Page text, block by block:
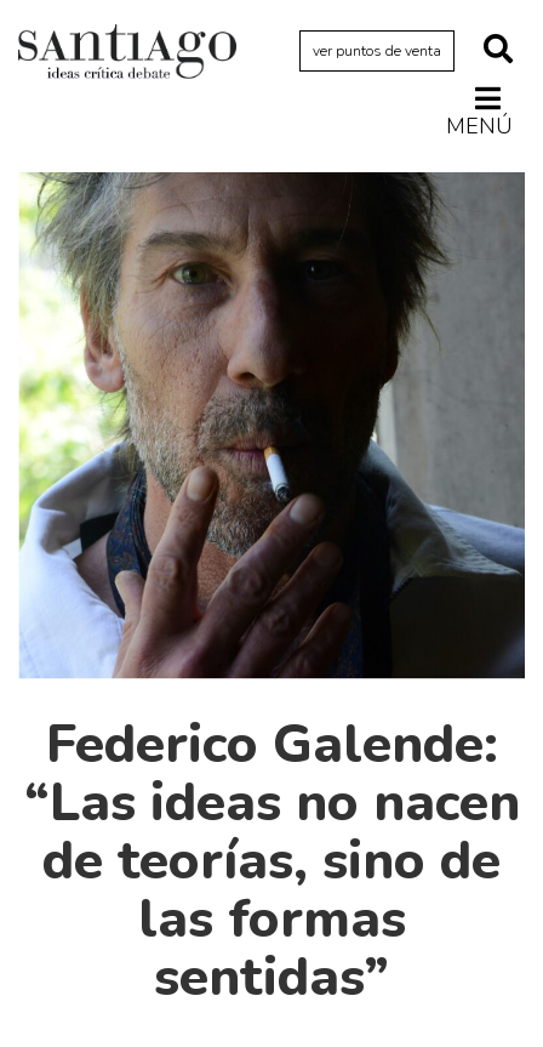
ver puntos de venta
MENÚ
Actualidad
Archivo Cenfoto-UDP
Arquetipos de situación
Artes visuales
Ciencia
Cine y televisión
Ciudad
Cómics
Críticas
Cultura
Diccionario portátil de la literatura chilena
Documentos
Fragmentos
Historia
Historia material de los libros
Lagunas mentales
Libros
Federico Galende:
“Las ideas no nacen
de teorías, sino de
las formas
sentidas”